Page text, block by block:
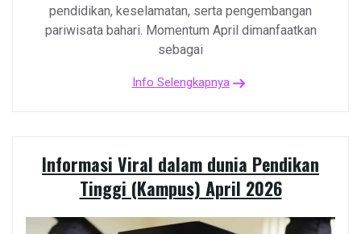
pendidikan, keselamatan, serta pengembangan
pariwisata bahari. Momentum April dimanfaatkan
sebagai
Info Selengkapnya
Informasi Viral dalam dunia Pendikan
Tinggi (Kampus) April 2026